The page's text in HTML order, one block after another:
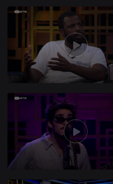
492250